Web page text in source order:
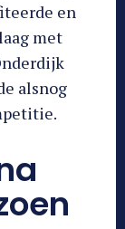
en
met
alsnog